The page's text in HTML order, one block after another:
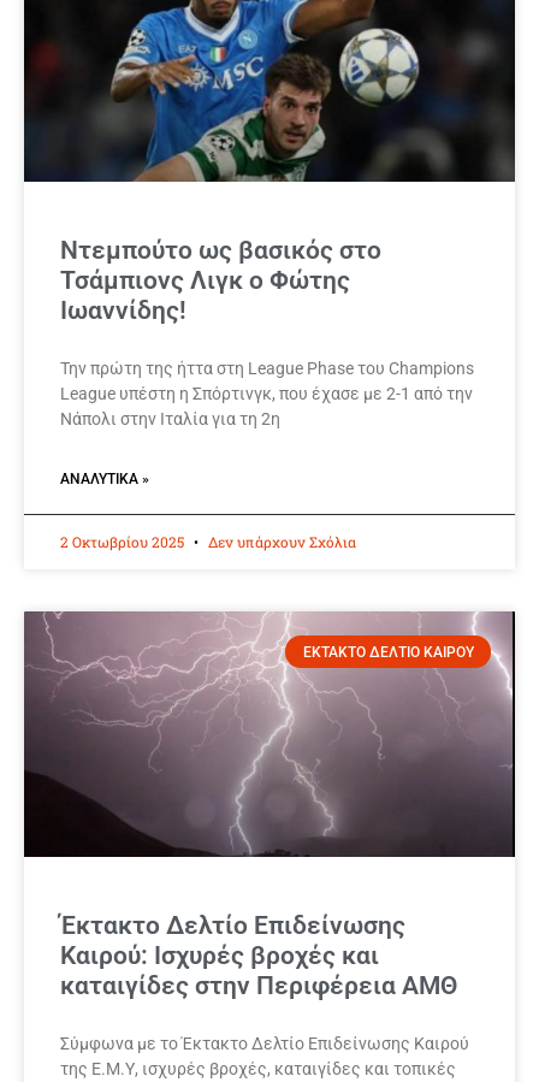
Ντεμπούτο ως βασικός στο
Τσάμπιονς Λιγκ ο Φώτης
Ιωαννίδης!
Την πρώτη της ήττα στη League Phase του Champions
League υπέστη η Σπόρτινγκ, που έχασε με 2-1 από την
Νάπολι στην Ιταλία για τη 2η
ΑΝΑΛΥΤΙΚΆ »
2 Οκτωβρίου 2025 Δεν υπάρχουν Σχόλια
ΕΚΤΑΚΤΟ ΔΕΛΤΙΟ ΚΑΙΡΟΥ
Έκτακτο Δελτίο Επιδείνωσης
Καιρού: Ισχυρές βροχές και
καταιγίδες στην Περιφέρεια ΑΜΘ
Σύμφωνα με το Έκτακτο Δελτίο Επιδείνωσης Καιρού
της Ε.Μ.Υ, ισχυρές βροχές, καταιγίδες και τοπικές